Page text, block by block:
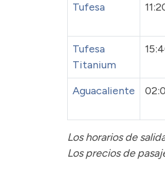
Tufesa
Tufesa
Titanium
Aguacaliente
Los horarios de
Los precios de